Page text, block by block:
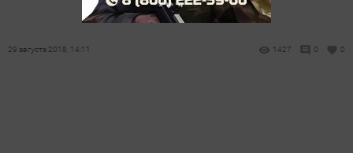
29 августа 2018, 14:11 1427 0 0